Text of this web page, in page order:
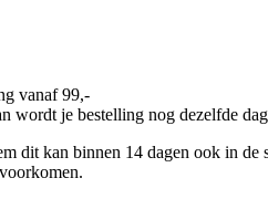
vanaf 99,-
wordt je bestelling nog dezelfde
dit kan binnen 14 dagen ook in